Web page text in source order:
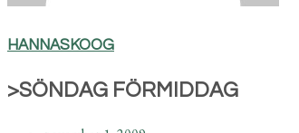
HANNASKOOG
>SÖNDAG FÖRMIDDAG